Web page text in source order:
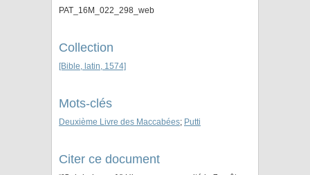
PAT_16M_022_298_web
Collection
[Bible, latin, 1574]
Mots-clés
Deuxième Livre des Maccabées; Putti
Citer ce document